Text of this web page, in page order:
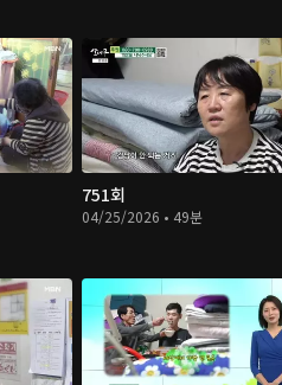
751회
04/25/2026 • 49분